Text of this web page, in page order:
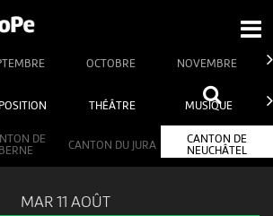
OCTOBRE NOVEMBRE
THÉÂTRE MUSIQUE
DE
BERNE
CANTON DU JURA
CANTON DE
NEUCHÂTEL
MAR 11 AOÛT